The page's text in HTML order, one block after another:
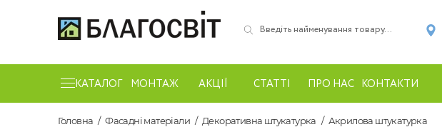
КАТАЛОГ МОНТАЖ АКЦІЇ СТАТТІ ПРО НАС КОНТАКТИ
Головна Фасадні матеріали Декоративна штукатурка Акрилова штукатурка